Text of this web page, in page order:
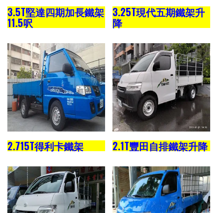
3.5T堅達四期加長鐵架
11.5呎
3.25T現代五期鐵架升
降
2.715T得利卡鐵架 2.1T豐田自排鐵架升降